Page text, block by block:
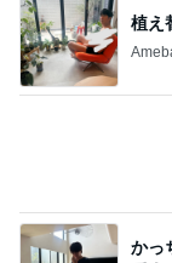
かっ
て！
桃オ